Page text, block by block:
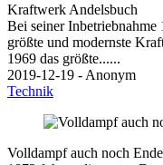
Kraftwerk Andelsbuch
Bei seiner
größte und modernste
1969 das größte......
2019-12-19 - Anonym
Technik
Volldampf auch noch